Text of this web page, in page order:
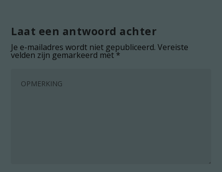
Laat een antwoord achter
Je e-mailadres wordt niet gepubliceerd. Vereiste
velden zijn gemarkeerd met*